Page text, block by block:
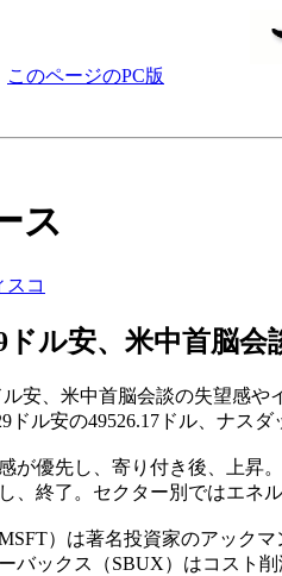
このページのPC版
ス
スコ
ドル安、米中首脳
安、米中首脳会談の失望感や
ル安の49526.17ドル、ナスダ
が優先し、寄り付き後、上昇
、終了。セクター別ではエネ
）は著名投資家のアック
ックス（SBUX）はコスト